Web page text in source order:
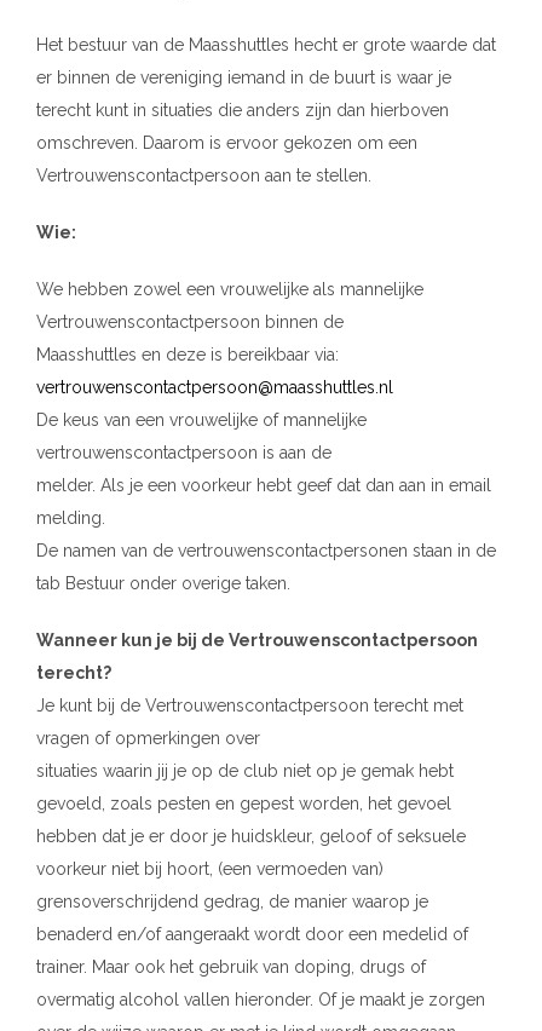
Het bestuur van de Maasshuttles hecht er grote waarde dat
er binnen de vereniging iemand in de buurt is waar je
terecht kunt in situaties die anders zijn dan hierboven
omschreven. Daarom is ervoor gekozen om een
Vertrouwenscontactpersoon aan te stellen.
Wie:
We hebben zowel een vrouwelijke als mannelijke
Vertrouwenscontactpersoon binnen de
Maasshuttles en deze is bereikbaar via:
vertrouwenscontactpersoon@maasshuttles.nl
De keus van een vrouwelijke of mannelijke
vertrouwenscontactpersoon is aan de
melder. Als je een voorkeur hebt geef dat dan aan in email
melding.
De namen van de vertrouwenscontactpersonen staan in de
tab Bestuur onder overige taken.
Wanneer kun je bij de Vertrouwenscontactpersoon
terecht?
Je kunt bij de Vertrouwenscontactpersoon terecht met
vragen of opmerkingen over
situaties waarin jij je op de club niet op je gemak hebt
gevoeld, zoals pesten en gepest worden, het gevoel
hebben dat je er door je huidskleur, geloof of seksuele
voorkeur niet bij hoort, (een vermoeden van)
grensoverschrijdend gedrag, de manier waarop je
benaderd en/of aangeraakt wordt door een medelid of
trainer. Maar ook het gebruik van doping, drugs of
overmatig alcohol vallen hieronder. Of je maakt je zorgen